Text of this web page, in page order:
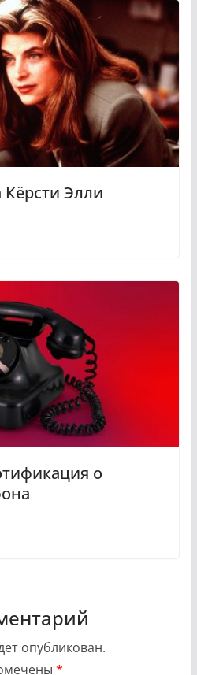
Кёрсти Элли
о
опубликован.
*